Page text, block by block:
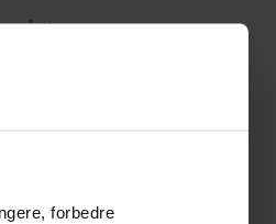
forbedre
så stor
nyheder